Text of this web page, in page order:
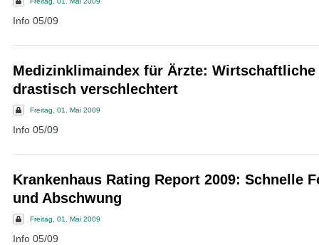
Info 05/09
Medizinklimaindex für Ärzte: Wirtschaftliche
drastisch verschlechtert
Freitag, 01. Mai 2009
Info 05/09
Krankenhaus Rating Report 2009: Schnelle
und Abschwung
Freitag, 01. Mai 2009
Info 05/09